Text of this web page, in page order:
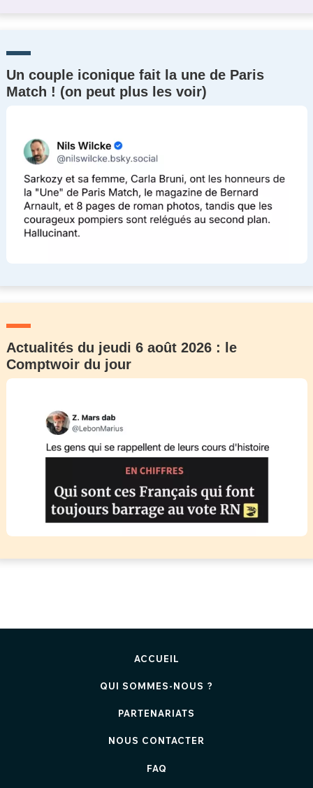
Un couple iconique fait la une de Paris
Match ! (on peut plus les voir)
Actualités du jeudi 6 août 2026 : le
Comptwoir du jour
ACCUEIL
QUI SOMMES-NOUS ?
PARTENARIATS
NOUS CONTACTER
FAQ